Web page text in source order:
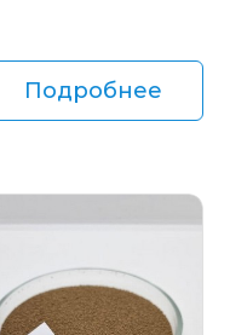
Подробнее